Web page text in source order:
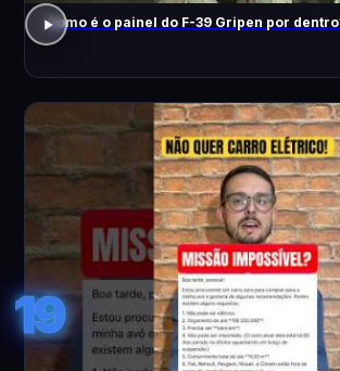
Como é o painel do F-39 Gripen por
19